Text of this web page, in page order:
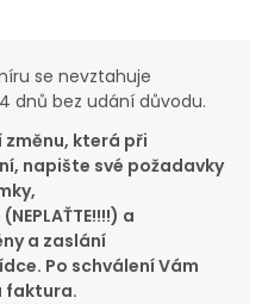
se nevztahuje
dnů bez udání důvodu.
která při
napište své požadavky
a
a zaslání
Po schválení Vám
faktura.